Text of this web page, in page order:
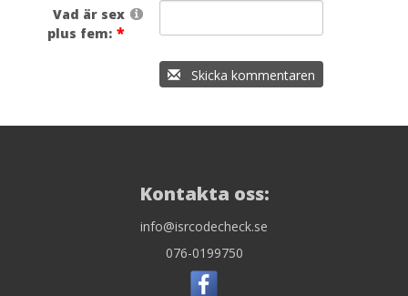
Vad är sex
plus fem:
Skicka kommentaren
Kontakta oss:
info@isrcodecheck.se
076-0199750